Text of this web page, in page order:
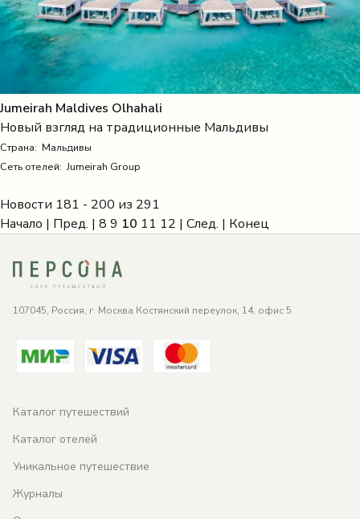
Jumeirah Maldives Olhahali
Новый взгляд на традиционные Мальдивы
Страна: Мальдивы
Сеть отелей: Jumeirah Group
Новости 181 - 200 из 291
Начало | Пред. | 8 9 10 11 12 | След. | Конец
107045, Россия, г. Москва Костянский переулок, 14, офис 5
Каталог путешествий
Каталог отелей
Уникальное путешествие
Журналы